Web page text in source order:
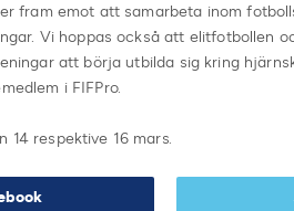
fram emot att samarbeta inom
Vi hoppas också att elitfotbollen
att börja utbilda sig kring
i FIFPro.
14 respektive 16 mars.